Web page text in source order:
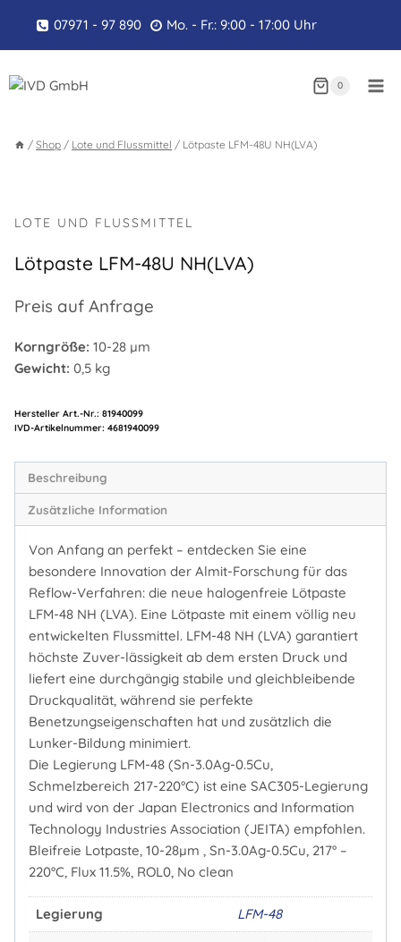
springen
07971 - 97 890 Mo. - Fr.: 9:00 - 17:00 Uhr
0
/ Shop / Lote und Flussmittel / Lötpaste LFM-48U NH(LVA)
LOTE UND FLUSSMITTEL
Lötpaste LFM-48U NH(LVA)
Preis auf Anfrage
Korngröße: 10-28 µm
Gewicht: 0,5 kg
Hersteller Art.-Nr.: 81940099
Artikelnummer: 4681940099
Beschreibung
Zusätzliche Information
Von Anfang an perfekt – entdecken Sie eine
besondere Innovation der Almit-Forschung für das
Reflow-Verfahren: die neue halogenfreie Lötpaste
LFM-48 NH (LVA). Eine Lötpaste mit einem völlig neu
entwickelten Flussmittel. LFM-48 NH (LVA) garantiert
höchste Zuver-lässigkeit ab dem ersten Druck und
liefert eine durchgängig stabile und gleichbleibende
Druckqualität, während sie perfekte
Benetzungseigenschaften hat und zusätzlich die
Lunker-Bildung minimiert.
Die Legierung LFM-48 (Sn-3.0Ag-0.5Cu,
Schmelzbereich 217-220°C) ist eine SAC305-Legierung
und wird von der Japan Electronics and Information
Technology Industries Association (JEITA) empfohlen.
Bleifreie Lotpaste, 10-28µm , Sn-3.0Ag-0.5Cu, 217° –
220°C, Flux 11.5%, ROL0, No clean
Legierung LFM-48